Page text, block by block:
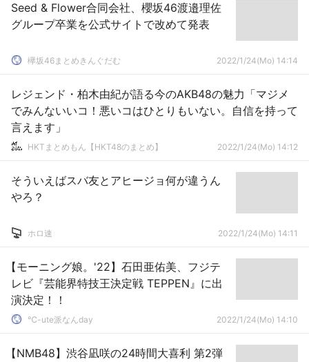
Seed & Flower合同会社、櫻坂46渡邉理佐
グループ卒業を公式サイトで改めて発表
欅坂46まとめきんぐだむ 2022/1/24(Mo) 14:14
レジェンド・柏木由紀が語る今のAKB48の魅力「マジメ
でみんないいコ！悪いコはひとりもいない。自信を持って
言えます」
HKTまとめもん【HKT48のまとめ】 2022/1/24(Mo) 14:12
そういえばスバ友とアヒージョ何が違うん
やろ？
ホロ速 2022/1/24(Mo) 14:11
【モーニング娘。'22】石田亜佑美、フジテ
レビ『芸能界特技王決定戦 TEPPEN』に出
演決定！！
℃-ute派なんday 2022/1/24(Mo) 14:10
【NMB48】渋谷凪咲の24時間大喜利 第2弾